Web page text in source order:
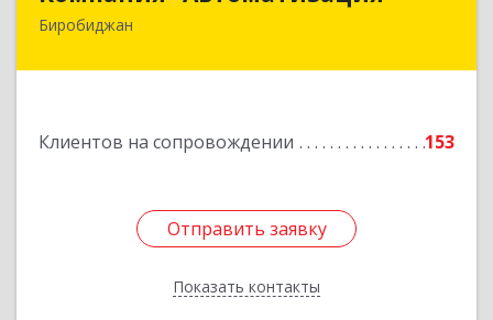
Биробиджан
Клиентов на сопровождении 153
Отправить заявку
Показать контакты
679016, Еврейская Аобл, Биробиджан г,
Отправить заявку
Назад